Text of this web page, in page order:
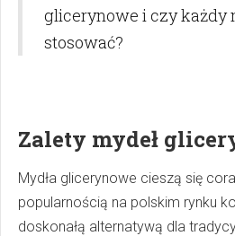
glicerynowe i czy każdy
stosować?
Zalety mydeł
Mydła glicerynowe cieszą się
popularnością na polskim rynku
doskonałą alternatywą dla